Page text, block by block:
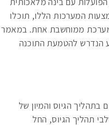
המערכות הללו, תוכלו
ממוחשבת אחת. במאמר
הנדרש להטמעת התוכנה
לכם בתהליך הגיוס והמיון של
תהליך הגיוס, החל